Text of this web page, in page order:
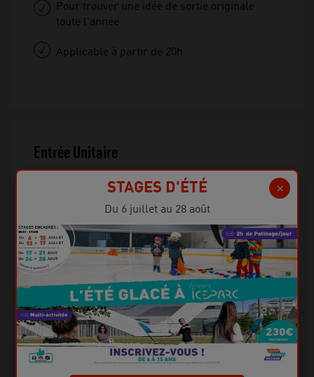
STAGES D'ÉTÉ
Du 6 juillet au 28 août
Pour trouver une idée de sortie originale
toute l'année
Applicable à partir de 20h
Entrée Unitaire
6.00 €
Gratuit pour les -4 ans et +65 ans.
SÉLECTIONNER
Titre d'accès individuel à l'espace glace.